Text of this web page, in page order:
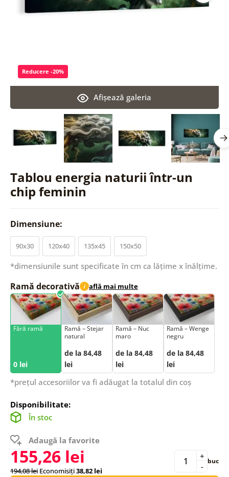
Tablou energia naturii într-un
chip feminin
Afişează galeria
Reducere -20%
Dimensiune:
90x30 120x40 135x45 150x50
*dimensiunile sunt specificate în cm ca lățime x înălțime.
Ramă decorativă i află mai multe
Fără ramă
0 lei
Ramă – Stejar
natural
de la 84,48
lei
Ramă – Nuc
maro
de la 84,48
lei
Ramă – Wenge
negru
de la 84,48
lei
*prețul accesoriilor va fi adăugat la totalul din coș
Disponibilitate:
În stoc
Adaugă la favorite
155,26 lei
194,08 lei Economisiți38,82 lei -
+ buc